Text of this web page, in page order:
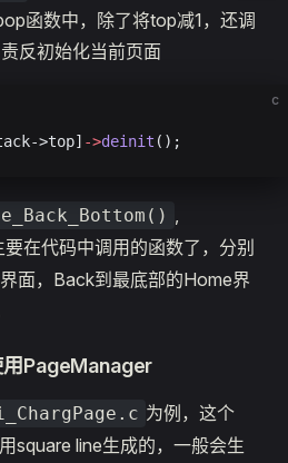
函数中，除了将top减1，还调
反初始化当前页面
c
>top] ->deinit ();
要在代码中调用的函数了，分别
面，Back到最底部的Home界
PageManager
为例，这个
square line生成的，一般会生